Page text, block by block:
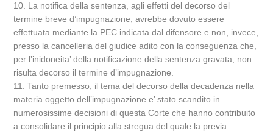
10. La notifica della sentenza, agli effetti del decorso del
termine breve d’impugnazione, avrebbe dovuto essere
effettuata mediante la PEC indicata dal difensore e non, invece,
presso la cancelleria del giudice adito con la conseguenza che,
per l’inidoneita’ della notificazione della sentenza gravata, non
risulta decorso il termine d’impugnazione.
11. Tanto premesso, il tema del decorso della decadenza nella
materia oggetto dell’impugnazione e’ stato scandito in
numerosissime decisioni di questa Corte che hanno contribuito
a consolidare il principio alla stregua del quale la previa